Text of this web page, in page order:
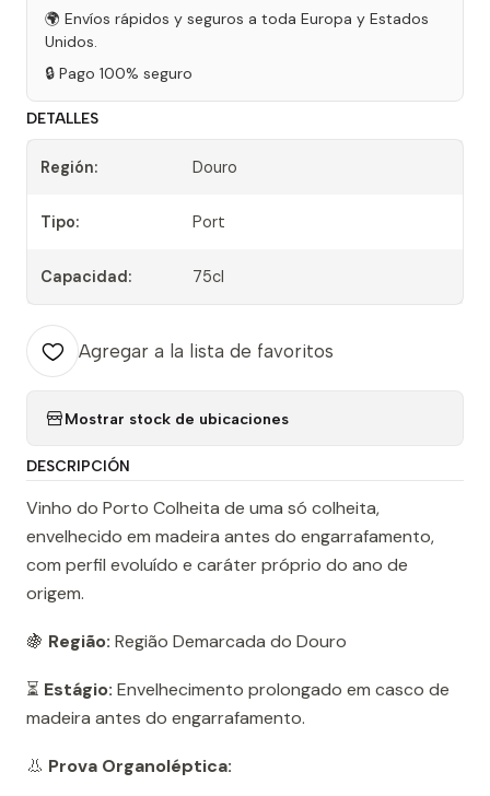
🌍 Envíos rápidos y seguros a toda Europa y Estados
Unidos.
🔒 Pago 100% seguro
DETALLES
Región: Douro
Tipo: Port
Capacidad: 75cl
Agregar a la lista de favoritos
Mostrar stock de ubicaciones
DESCRIPCIÓN
Vinho do Porto Colheita de uma só colheita,
envelhecido em madeira antes do engarrafamento,
com perfil evoluído e caráter próprio do ano de
origem.
🍇 Região: Região Demarcada do Douro
⏳ Estágio: Envelhecimento prolongado em casco de
madeira antes do engarrafamento.
👃 Prova Organoléptica: